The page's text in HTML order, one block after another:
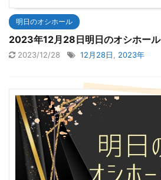
明日のオシホール
2023年12月28日明日のオシホール
2023/12/28 12月28日 2023年